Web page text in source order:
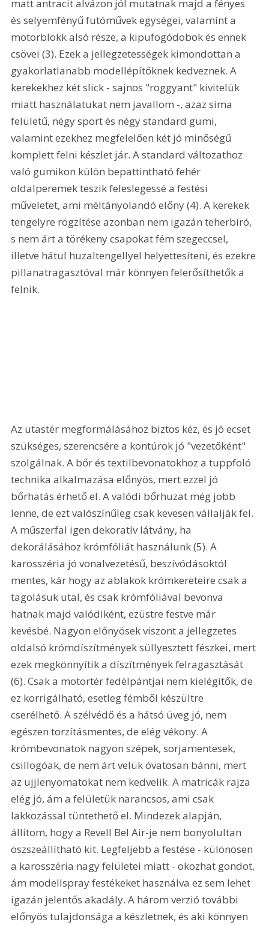
matt antracit alvázon jól mutatnak majd a fényes
és selyemfényű futóművek egységei, valamint a
motorblokk alsó része, a kipufogódobok és ennek
csövei (3). Ezek a jellegzetességek kimondottan a
gyakorlatlanabb modellépítőknek kedveznek. A
kerekekhez két slick - sajnos "roggyant" kivitelük
miatt használatukat nem javallom -, azaz sima
felületű, négy sport és négy standard gumi,
valamint ezekhez megfelelően két jó minőségű
komplett felni készlet jár. A standard változathoz
való gumikon külön bepattintható fehér
oldalperemek teszik feleslegessé a festési
műveletet, ami méltányolandó előny (4). A kerekek
tengelyre rögzítése azonban nem igazán teherbíró,
s nem árt a törékeny csapokat fém szegeccsel,
illetve hátul huzaltengellyel helyettesíteni, és ezekre
pillanatragasztóval már könnyen felerősíthetők a
felnik.
Az utastér megformálásához biztos kéz, és jó ecset
szükséges, szerencsére a kontúrok jó "vezetőként"
szolgálnak. A bőr és textilbevonatokhoz a tuppfoló
technika alkalmazása előnyös, mert ezzel jó
bőrhatás érhető el. A valódi bőrhuzat még jobb
lenne, de ezt valószínűleg csak kevesen vállalják fel.
A műszerfal igen dekoratív látvány, ha
dekorálásához krómfóliát használunk (5). A
karosszéria jó vonalvezetésű, beszívódásoktól
mentes, kár hogy az ablakok krómkereteire csak a
tagolásuk utal, és csak krómfóliával bevonva
hatnak majd valódiként, ezüstre festve már
kevésbé. Nagyon előnyösek viszont a jellegzetes
oldalsó krómdíszítmények süllyesztett fészkei, mert
ezek megkönnyítik a díszítmények felragasztását
(6). Csak a motortér fedélpántjai nem kielégítők, de
ez korrigálható, esetleg fémből készültre
cserélhető. A szélvédő és a hátsó üveg jó, nem
egészen torzításmentes, de elég vékony. A
krómbevonatok nagyon szépek, sorjamentesek,
csillogóak, de nem árt velük óvatosan bánni, mert
az ujjlenyomatokat nem kedvelik. A matricák rajza
elég jó, ám a felületük narancsos, ami csak
lakkozással tüntethető el. Mindezek alapján,
állítom, hogy a Revell Bel Air-je nem bonyolultan
öszszeállítható kit. Legfeljebb a festése - különösen
a karosszéria nagy felületei miatt - okozhat gondot,
ám modellspray festékeket használva ez sem lehet
igazán jelentős akadály. A három verzió további
előnyös tulajdonsága a készletnek, és aki könnyen